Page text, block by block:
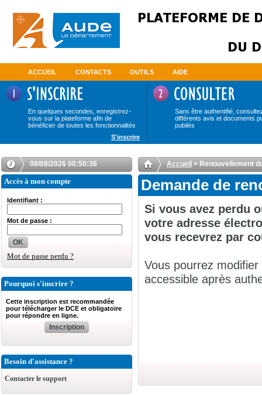
ACCUEIL CONTACTS OUTILS AIDE
En quelques secondes, enregistrez-
vous sur la plateforme afin de
bénéficier de toutes les fonctionnalités
Sans être authentifié,
différents avis et documents
publiés
S'inscrire
08/08/2026 00:50:36
Accès à mon compte
Identifiant :
Mot de passe :
OK
Mot de passe perdu ?
Pourquoi s'inscrire ?
Cette inscription est recommandée
pour télécharger le DCE et obligatoire
pour répondre en ligne.
Inscription
Besoin d'assistance ?
Contacter le support
Accueil > Renouvellement
Demande de
Si vous avez perdu
votre adresse
vous recevrez par
Vous pourrez
accessible après